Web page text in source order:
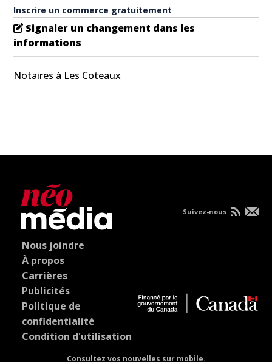
Inscrire un commerce gratuitement
Signaler un changement dans les
informations
Notaires à Les Coteaux
Nous joindre
À propos
Carrières
Publicités
Politique de
confidentialité
Condition d'utilisation
Consultez vos nouvelles sur mobile.
Suivez-nous